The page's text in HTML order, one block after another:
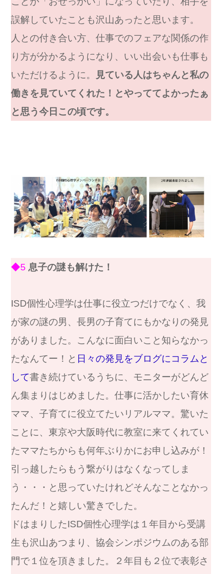
誤解していたことも沢山あったと思います。
人との付き合い方、仕事でのフェアな関係の作
り方が分かるようになり、いい出会いも仕事も
いただけるように。
見ている人はちゃんと私の
働きを見ていてくれた！とやっててよかったぁ
と思う今日この頃です。
◆5 息子の謎も解けた！
ISD個性心理学は仕事に役立つだけでなく、我
が家の謎の男、長男の子育てにもかなりの発見
がありました。こんなに面白いこと知らなかっ
たなんてー！と 日々の発見をブログにコラムと
して書き続けているうちに、モニターがどんど
ん集まりはじめました。仕事に活かしたい育休
ママ、子育てに役立てたいリアルママ。驚いた
ことに、東京や大阪時代に教室に来てくれてい
たママたちからも何年ぶりかにお申し込みが！
引っ越したらもう繋がりはなくなってしま
う・・・と思っていたけれどそんなことなかっ
たんだ！と嬉しい驚きでした。
ドはまりしたISD個性心理学は１年目から受講
生も沢山あつまり、協会シンポジウムのある部
門で１位を頂きました。２年目も２位で表彰さ